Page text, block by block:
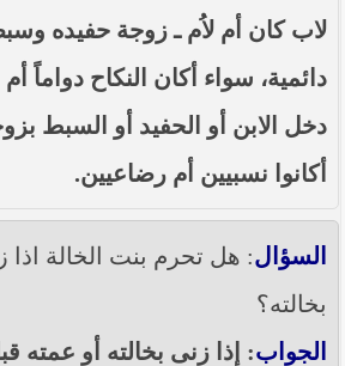
لاب كان أم لاُم ـ زوجة حفيده
دائمية، سواء أكان النكاح دواماً
دخل الابن أو الحفيد أو السبط
أكانوا نسبيين أم رضاعيين.
السؤال: هل تحرم بنت الخالة اذا
بخالته؟
الجواب: إذا زنى بخالته أو عمته